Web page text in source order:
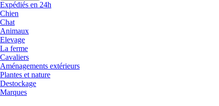
Expédiés en 24h
Chien
Chat
Animaux
Elevage
La ferme
Cavaliers
Aménagements extérieurs
Plantes et nature
Destockage
Marques